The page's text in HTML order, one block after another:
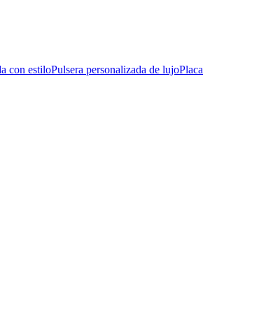
con estiloPulsera personalizada de lujoPlaca